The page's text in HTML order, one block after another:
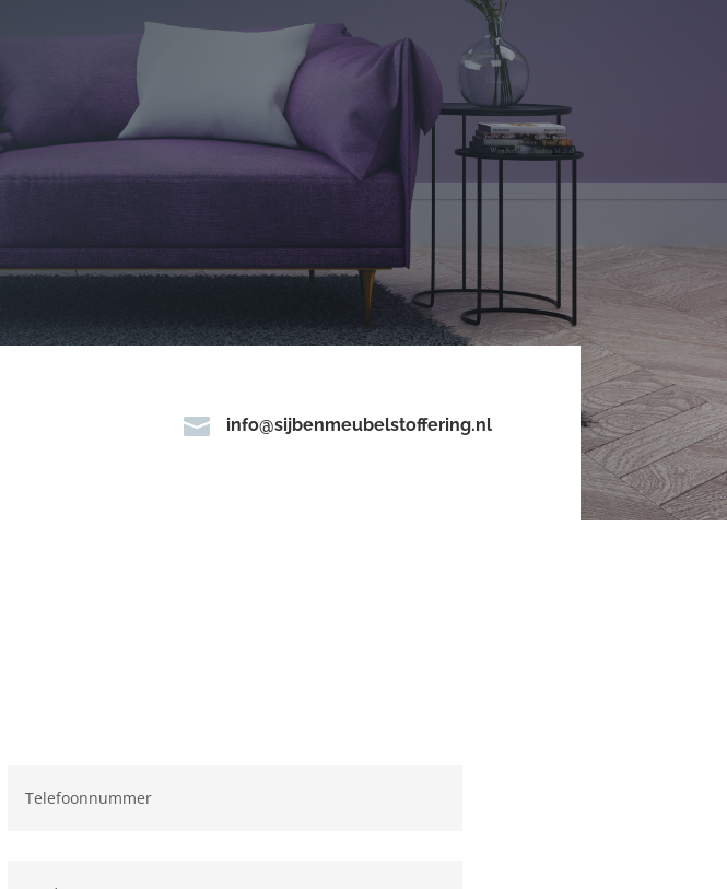
 info@sijbenmeubelstoffering.nl